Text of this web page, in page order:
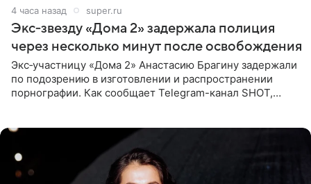
4 часа назад super.ru
Экс‑звезду «Дома 2» задержала полиция
через несколько минут после освобождения
Экс‑участницу «Дома 2» Анастасию Брагину задержали
по подозрению в изготовлении и распространении
порнографии. Как сообщает Telegram-канал SHOT,